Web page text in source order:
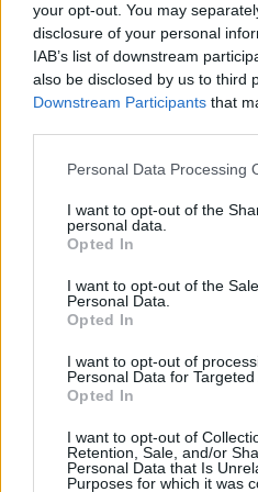
your opt-out. You may
disclosure of your personal
IAB’s list of downstream
also be disclosed by us to third
Downstream Participants that
Personal Data Processing
I want to opt-out of the
personal data.
Opted In
I want to opt-out of the
Personal Data.
Opted In
I want to opt-out of
Personal Data for Targeted
Opted In
I want to opt-out of
Retention, Sale, and/or
Personal Data that Is
Purposes for which it was
Edellinen artikkeli
Siirto varmistui! Markus
KHL:ään
LIITTYVÄT ARTIKKELIT LISÄÄ
Aleksander
kaukaloon